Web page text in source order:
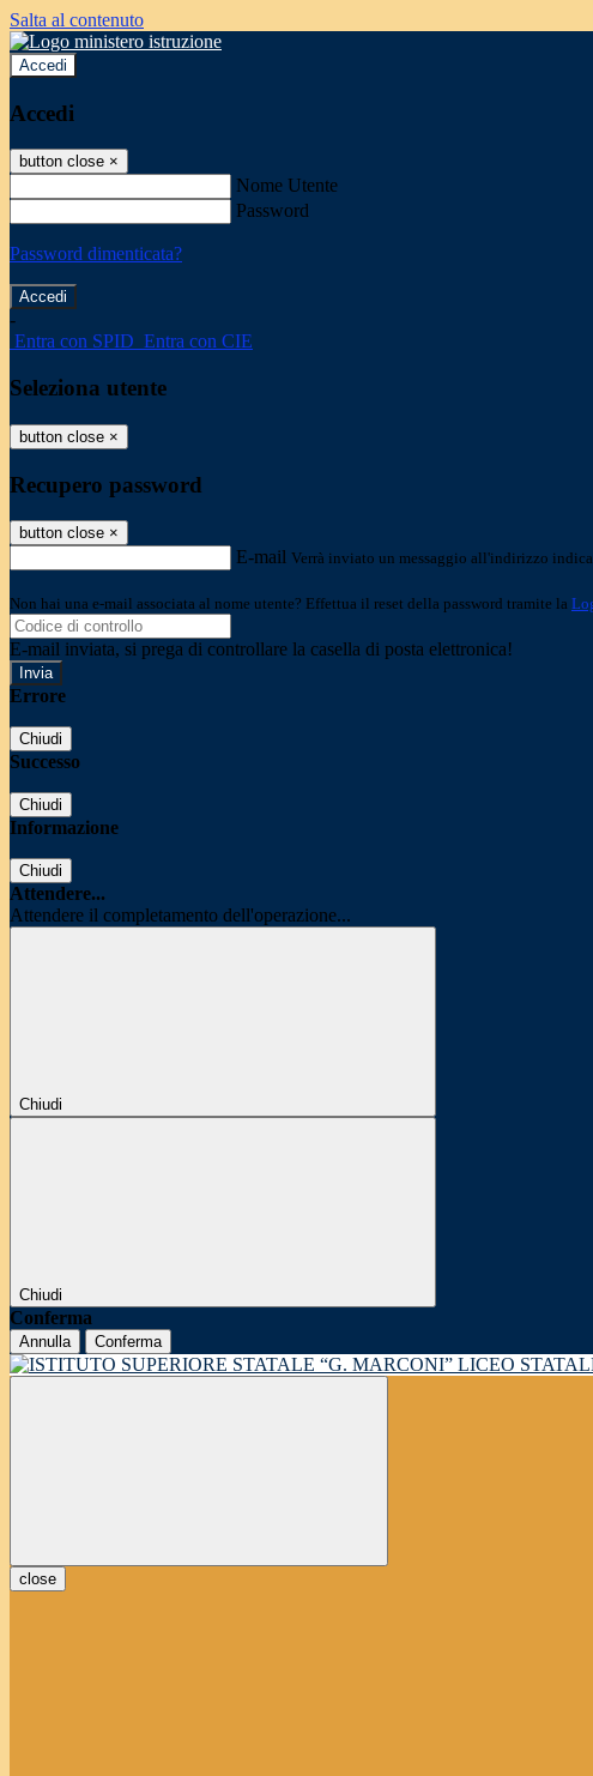
Salta al contenuto
Accedi
Accedi
button close ×
Nome Utente
Password
Password dimenticata?
-
Entra con SPID Entra con CIE
Seleziona utente
button close ×
Recupero password
button close ×
E-mail Verrà inviato un messaggio all'indirizzo
Non hai una e-mail associata al nome utente? Effettua il reset della password tramite la
E-mail inviata, si prega di controllare la casella di posta elettronica!
Errore
Chiudi
Successo
Chiudi
Informazione
Chiudi
Attendere...
Attendere il completamento dell'operazione...
Chiudi
Chiudi
Conferma
Annulla Conferma
LICEO
close